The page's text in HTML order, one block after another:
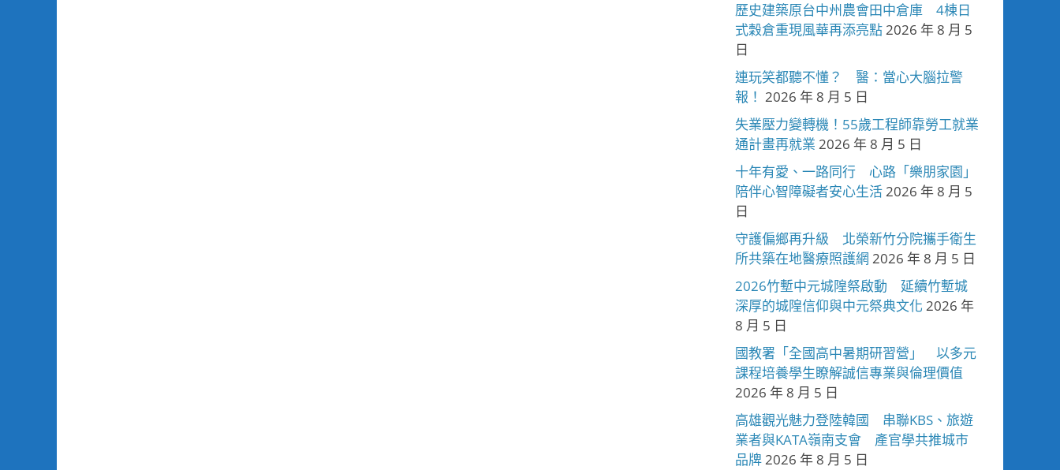
歷史建築原台中州農會田中倉庫 4棟日
式穀倉重現風華再添亮點2026 年 8 月 5
日
連玩笑都聽不懂？ 醫：當心大腦拉警
報！ 2026 年 8 月 5 日
失業壓力變轉機！55歲工程師靠勞工就業
通計畫再就業 2026 年 8 月 5 日
十年有愛、一路同行 心路「樂朋家園」
陪伴心智障礙者安心生活2026 年 8 月 5
日
守護偏鄉再升級 北榮新竹分院攜手衛生
所共築在地醫療照護網 2026 年 8 月 5 日
2026竹塹中元城隍祭啟動 延續竹塹城
深厚的城隍信仰與中元祭典文化 2026 年
8 月 5 日
國教署「全國高中暑期研習營」 以多元
課程培養學生瞭解誠信專業與倫理價值
2026 年 8 月 5 日
高雄觀光魅力登陸韓國 串聯KBS、旅遊
業者與KATA嶺南支會 產官學共推城市
品牌2026 年 8 月 5 日